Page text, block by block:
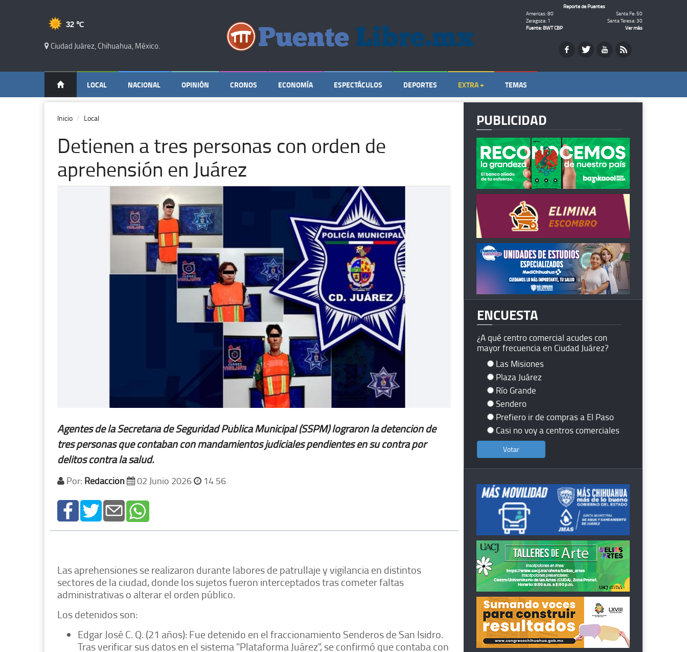
32 ℃
Ciudad Juárez, Chihuahua, México.
Reporte de Puentes
Americas: 80
Santa Fe: 50
Zaragoza: 1
Santa Teresa: 30
Fuente: BWT CBP
Ver más
LOCAL NACIONAL OPINIÓN CRONOS ECONOMÍA ESPECTÁCULOS DEPORTES EXTRA + TEMAS
Inicio Local
Detienen a tres personas con orden de
aprehensión en Juárez
Agentes de la Secretaría de Seguridad Pública Municipal (SSPM) lograron la detención de
tres personas que contaban con mandamientos judiciales pendientes en su contra por
delitos contra la salud.
Por: Redacción 02 Junio 2026 14 56
Las aprehensiones se realizaron durante labores de patrullaje y vigilancia en distintos
sectores de la ciudad, donde los sujetos fueron interceptados tras cometer faltas
administrativas o alterar el orden público.
Los detenidos son:
Edgar José C. Q. (21 años): Fue detenido en el fraccionamiento Senderos de San Isidro.
Tras verificar sus datos en el sistema "Plataforma Juárez", se confirmó que contaba con
PUBLICIDAD
ENCUESTA
¿A qué centro comercial acudes con
mayor frecuencia en Ciudad Juárez?
Las Misiones
Plaza Juárez
Río Grande
Sendero
Prefiero ir de compras a El Paso
Casi no voy a centros comerciales